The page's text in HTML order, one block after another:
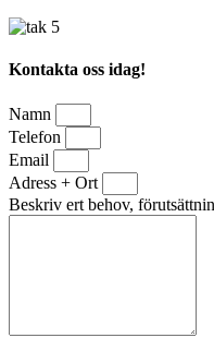
Kontakta oss idag!
Namn
Telefon
Email
Adress + Ort
Beskriv ert behov,